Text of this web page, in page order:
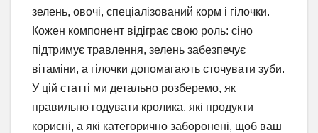
зелень, овочі, спеціалізований корм і гілочки.
Кожен компонент відіграє свою роль: сіно
підтримує травлення, зелень забезпечує
вітаміни, а гілочки допомагають сточувати зуби.
У цій статті ми детально розберемо, як
правильно годувати кролика, які продукти
корисні, а які категорично заборонені, щоб ваш